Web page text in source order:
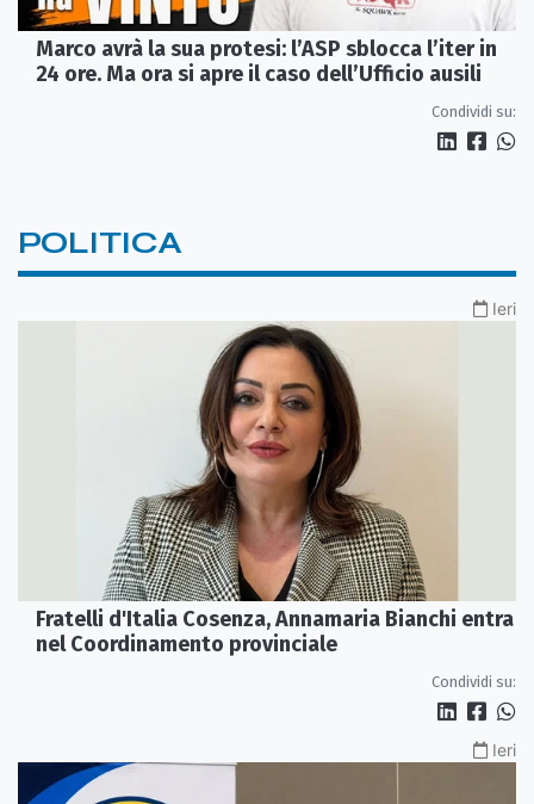
Marco avrà la sua protesi: l’ASP sblocca l’iter in
24 ore. Ma ora si apre il caso dell’Ufficio ausili
Condividi su:
POLITICA
Ieri
Fratelli d'Italia Cosenza, Annamaria Bianchi entra
nel Coordinamento provinciale
Condividi su:
Ieri